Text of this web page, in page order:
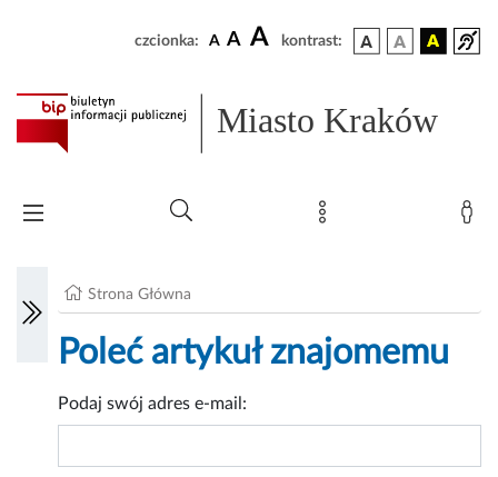
czcionka: A A A kontrast:
Miasto Kraków
Strona Główna
Poleć artykuł znajomemu
Podaj swój adres e-mail: